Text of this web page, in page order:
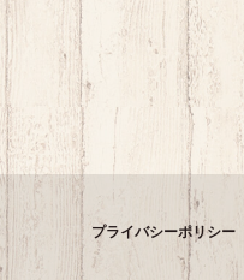
プライバシーポリシー